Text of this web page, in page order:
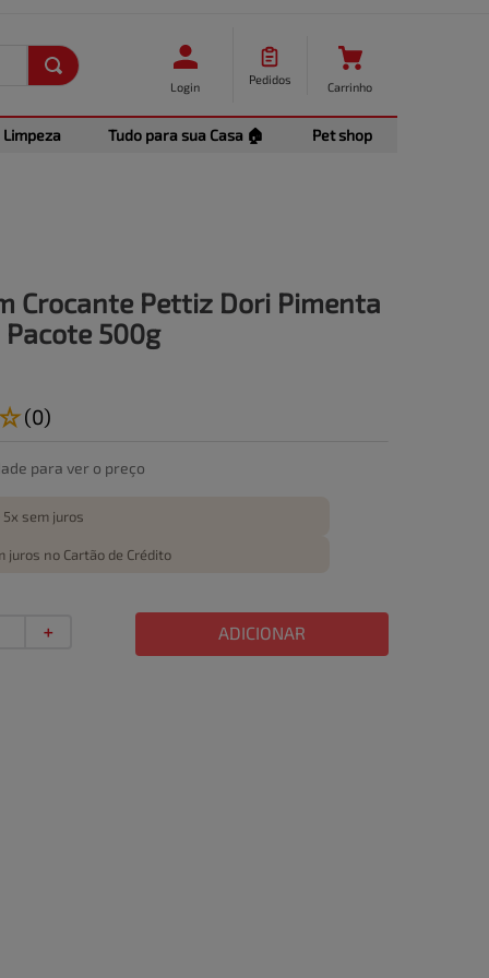
Login
Pedidos
Carrinho
Limpeza Tudo para sua Casa 🏠 Pet shop
Crocante Pettiz Dori Pimenta
500g
(0)
para ver o preço
5x sem juros
juros no Cartão de Crédito
＋ ADICIONAR